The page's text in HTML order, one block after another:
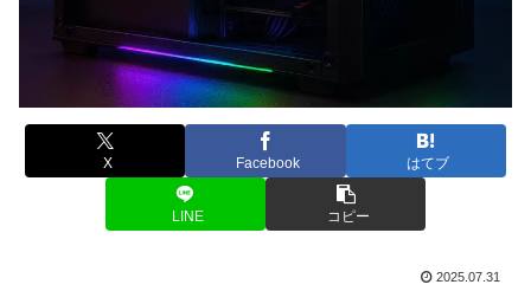
X Facebook はてブ
LINE コピー
2025.07.31